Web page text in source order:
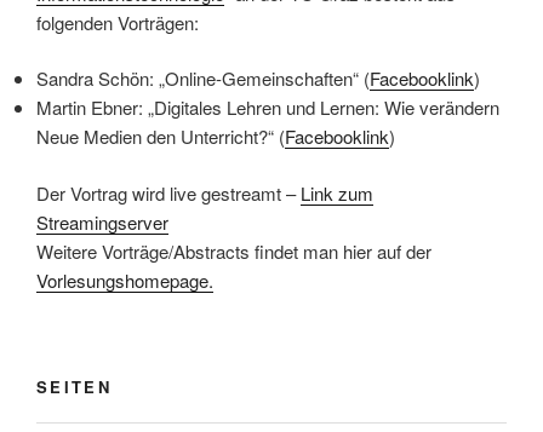
folgenden Vorträgen:
Sandra Schön: „Online-Gemeinschaften“ (Facebooklink)
Martin Ebner: „Digitales Lehren und Lernen: Wie verändern
Neue Medien den Unterricht?“ (Facebooklink)
Der Vortrag wird live gestreamt –Link zum
Streamingserver
Weitere Vorträge/Abstracts findet man hier auf der
Vorlesungshomepage.
SEITEN